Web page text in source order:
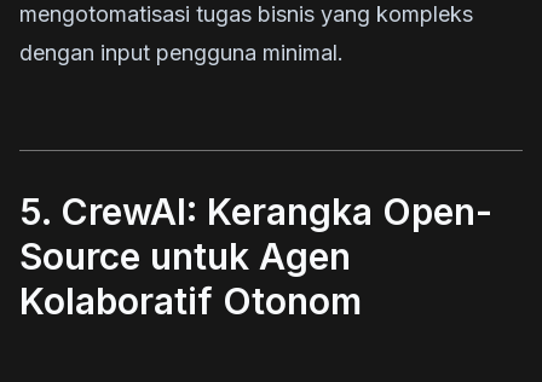
mengotomatisasi tugas bisnis yang kompleks
dengan input pengguna minimal.
5. CrewAI: Kerangka Open-
Source untuk Agen
Kolaboratif Otonom